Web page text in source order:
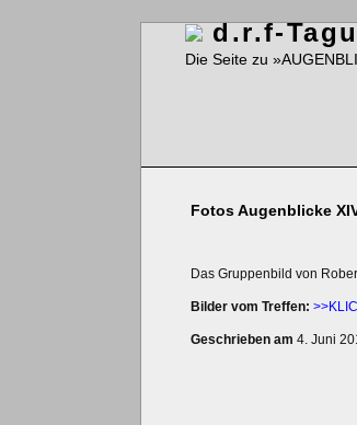
d.r.f-
Die Seite zu
Fotos Augenblicke
Das Gruppenbild von
Bilder vom Treffen:
Geschrieben am 4. Juni